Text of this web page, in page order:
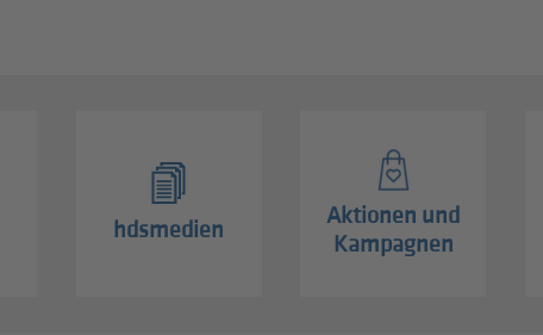
hdsmedien
Aktionen und
Kampagnen